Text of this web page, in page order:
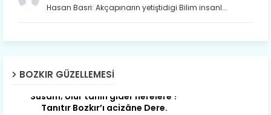
Hasan Basri: Akçapınarın yetiştidigi Bilim insanl...
BOZKIR GÜZELLEMESI
Son yıllarda orda yok artık ağlayan,
Susam; olur tahin gider nerelere ?
Gökdere nazlı akıyor vadi içi,